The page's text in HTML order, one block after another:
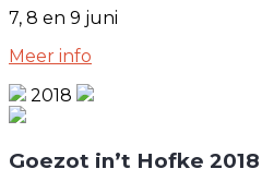
7, 8 en 9 juni
Meer info
2018
Goezot in’t Hofke 2018